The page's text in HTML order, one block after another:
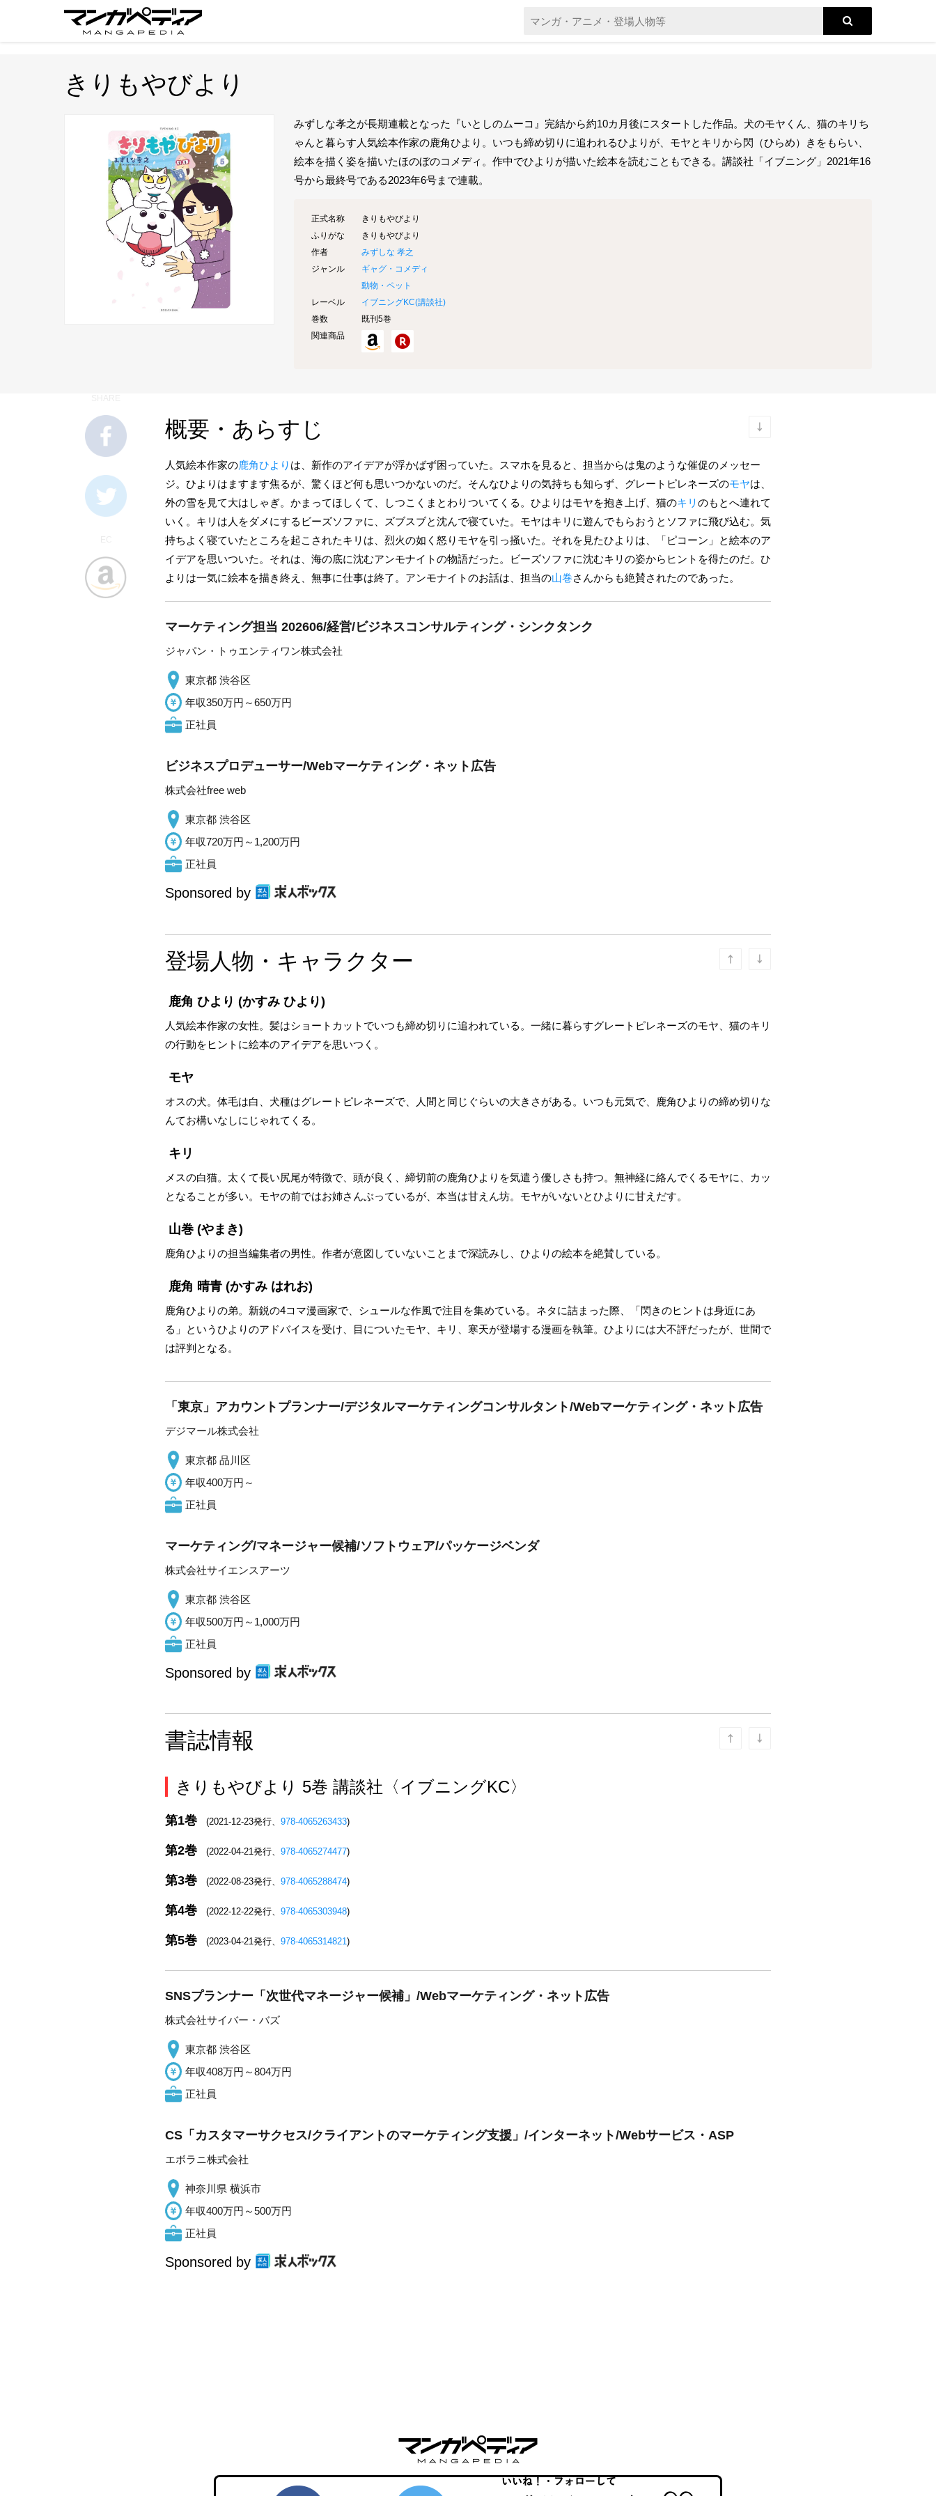
きりもやびより
みずしな孝之が長期連載となった『いとしのムーコ』完結から約10カ月後にスタートした作品。犬のモヤくん、猫のキリち
ゃんと暮らす人気絵本作家の鹿角ひより。いつも締め切りに追われるひよりが、モヤとキリから閃（ひらめ）きをもらい、
絵本を描く姿を描いたほのぼのコメディ。作中でひよりが描いた絵本を読むこともできる。講談社「イブニング」2021年16
号から最終号である2023年6号まで連載。
正式名称
きりもやびより
ふりがな
きりもやびより
作者
みずしな 孝之
ジャンル
ギャグ・コメディ
動物・ペット
レーベル
イブニングKC(講談社)
巻数
既刊5巻
関連商品
概要・あらすじ
人気絵本作家の鹿角ひより は、新作のアイデアが浮かばず困っていた。スマホを見ると、担当からは鬼のような催促のメッセー
ジ。ひよりはますます焦るが、驚くほど何も思いつかないのだ。そんなひよりの気持ちも知らず、グレートピレネーズのモヤは、
外の雪を見て大はしゃぎ。かまってほしくて、しつこくまとわりついてくる。ひよりはモヤを抱き上げ、猫のキリ のもとへ連れて
いく。キリは人をダメにするビーズソファに、ズブスブと沈んで寝ていた。モヤはキリに遊んでもらおうとソファに飛び込む。気
持ちよく寝ていたところを起こされたキリは、烈火の如く怒りモヤを引っ掻いた。それを見たひよりは、「ピコーン」と絵本のア
イデアを思いついた。それは、海の底に沈むアンモナイトの物語だった。ビーズソファに沈むキリの姿からヒントを得たのだ。ひ
よりは一気に絵本を描き終え、無事に仕事は終了。アンモナイトのお話は、担当の山巻さんからも絶賛されたのであった。
マーケティング担当 202606/経営/ビジネスコンサルティング・シンクタンク
ジャパン・トゥエンティワン株式会社
東京都 渋谷区
年収350万円～650万円
正社員
ビジネスプロデューサー/Webマーケティング・ネット広告
株式会社free web
東京都 渋谷区
年収720万円～1,200万円
正社員
Sponsored by
登場人物・キャラクター
鹿角 ひより (かすみ ひより)
人気絵本作家の女性。髪はショートカットでいつも締め切りに追われている。一緒に暮らすグレートピレネーズのモヤ、猫のキリ
の行動をヒントに絵本のアイデアを思いつく。
モヤ
オスの犬。体毛は白、犬種はグレートピレネーズで、人間と同じぐらいの大きさがある。いつも元気で、鹿角ひよりの締め切りな
んてお構いなしにじゃれてくる。
キリ
メスの白猫。太くて長い尻尾が特徴で、頭が良く、締切前の鹿角ひよりを気遣う優しさも持つ。無神経に絡んでくるモヤに、カッ
となることが多い。モヤの前ではお姉さんぶっているが、本当は甘えん坊。モヤがいないとひよりに甘えだす。
山巻 (やまき)
鹿角ひよりの担当編集者の男性。作者が意図していないことまで深読みし、ひよりの絵本を絶賛している。
鹿角 晴青 (かすみ はれお)
鹿角ひよりの弟。新鋭の4コマ漫画家で、シュールな作風で注目を集めている。ネタに詰まった際、「閃きのヒントは身近にあ
る」というひよりのアドバイスを受け、目についたモヤ、キリ、寒天が登場する漫画を執筆。ひよりには大不評だったが、世間で
は評判となる。
「東京」アカウントプランナー/デジタルマーケティングコンサルタント/Webマーケティング・ネット広告
デジマール株式会社
東京都 品川区
年収400万円～
正社員
マーケティング/マネージャー候補/ソフトウェア/パッケージベンダ
株式会社サイエンスアーツ
東京都 渋谷区
年収500万円～1,000万円
正社員
Sponsored by
書誌情報
きりもやびより 5巻 講談社〈イブニングKC〉
第1巻 (2021-12-23発行、 978-4065263433)
第2巻 (2022-04-21発行、 978-4065274477)
第3巻 (2022-08-23発行、 978-4065288474)
第4巻 (2022-12-22発行、 978-4065303948)
第5巻 (2023-04-21発行、 978-4065314821)
SNSプランナー「次世代マネージャー候補」/Webマーケティング・ネット広告
株式会社サイバー・バズ
東京都 渋谷区
年収408万円～804万円
正社員
CS「カスタマーサクセス/クライアントのマーケティング支援」/インターネット/Webサービス・ASP
エボラニ株式会社
神奈川県 横浜市
年収400万円～500万円
正社員
Sponsored by